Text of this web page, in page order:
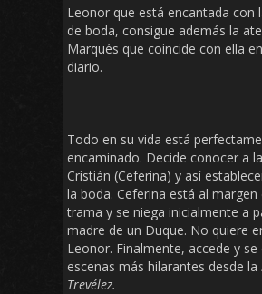
Leonor que está encantada con
de boda, consigue además la
Marqués que coincide con ella
diario.
Todo en su vida está
encaminado. Decide conocer a
Cristián (Ceferina) y así
la boda. Ceferina está al margen
trama y se niega inicialmente a
madre de un Duque. No quiere
Leonor. Finalmente, accede y se
escenas más hilarantes desde la
Trevélez.